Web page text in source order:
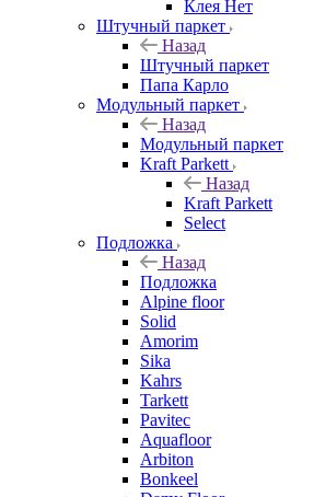
Клея Нет
Штучный паркет
Назад
Штучный паркет
Папа Карло
Модульный паркет
Назад
Модульный паркет
Kraft Parkett
Назад
Kraft Parkett
Select
Подложка
Назад
Подложка
Alpine floor
Solid
Amorim
Sika
Kahrs
Tarkett
Pavitec
Aquafloor
Arbiton
Bonkeel